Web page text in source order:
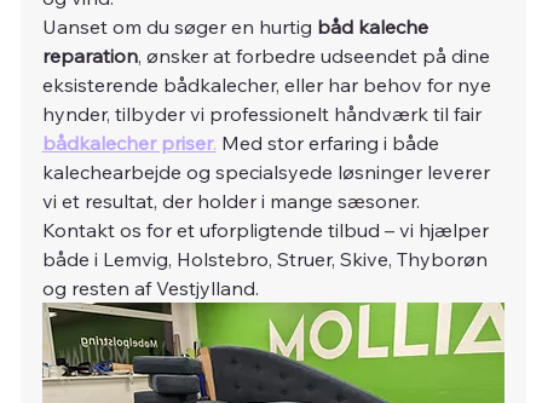
Uanset om du søger en hurtig båd kaleche
reparation, ønsker at forbedre udseendet på dine
eksisterende bådkalecher, eller har behov for nye
hynder, tilbyder vi professionelt håndværk til fair
bådkalecher priser. Med stor erfaring i både
kalechearbejde og specialsyede løsninger leverer
vi et resultat, der holder i mange sæsoner.
Kontakt os for et uforpligtende tilbud – vi hjælper
både i Lemvig, Holstebro, Struer, Skive, Thyborøn
og resten af Vestjylland.